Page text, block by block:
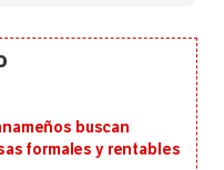
buscan
formales y rentables